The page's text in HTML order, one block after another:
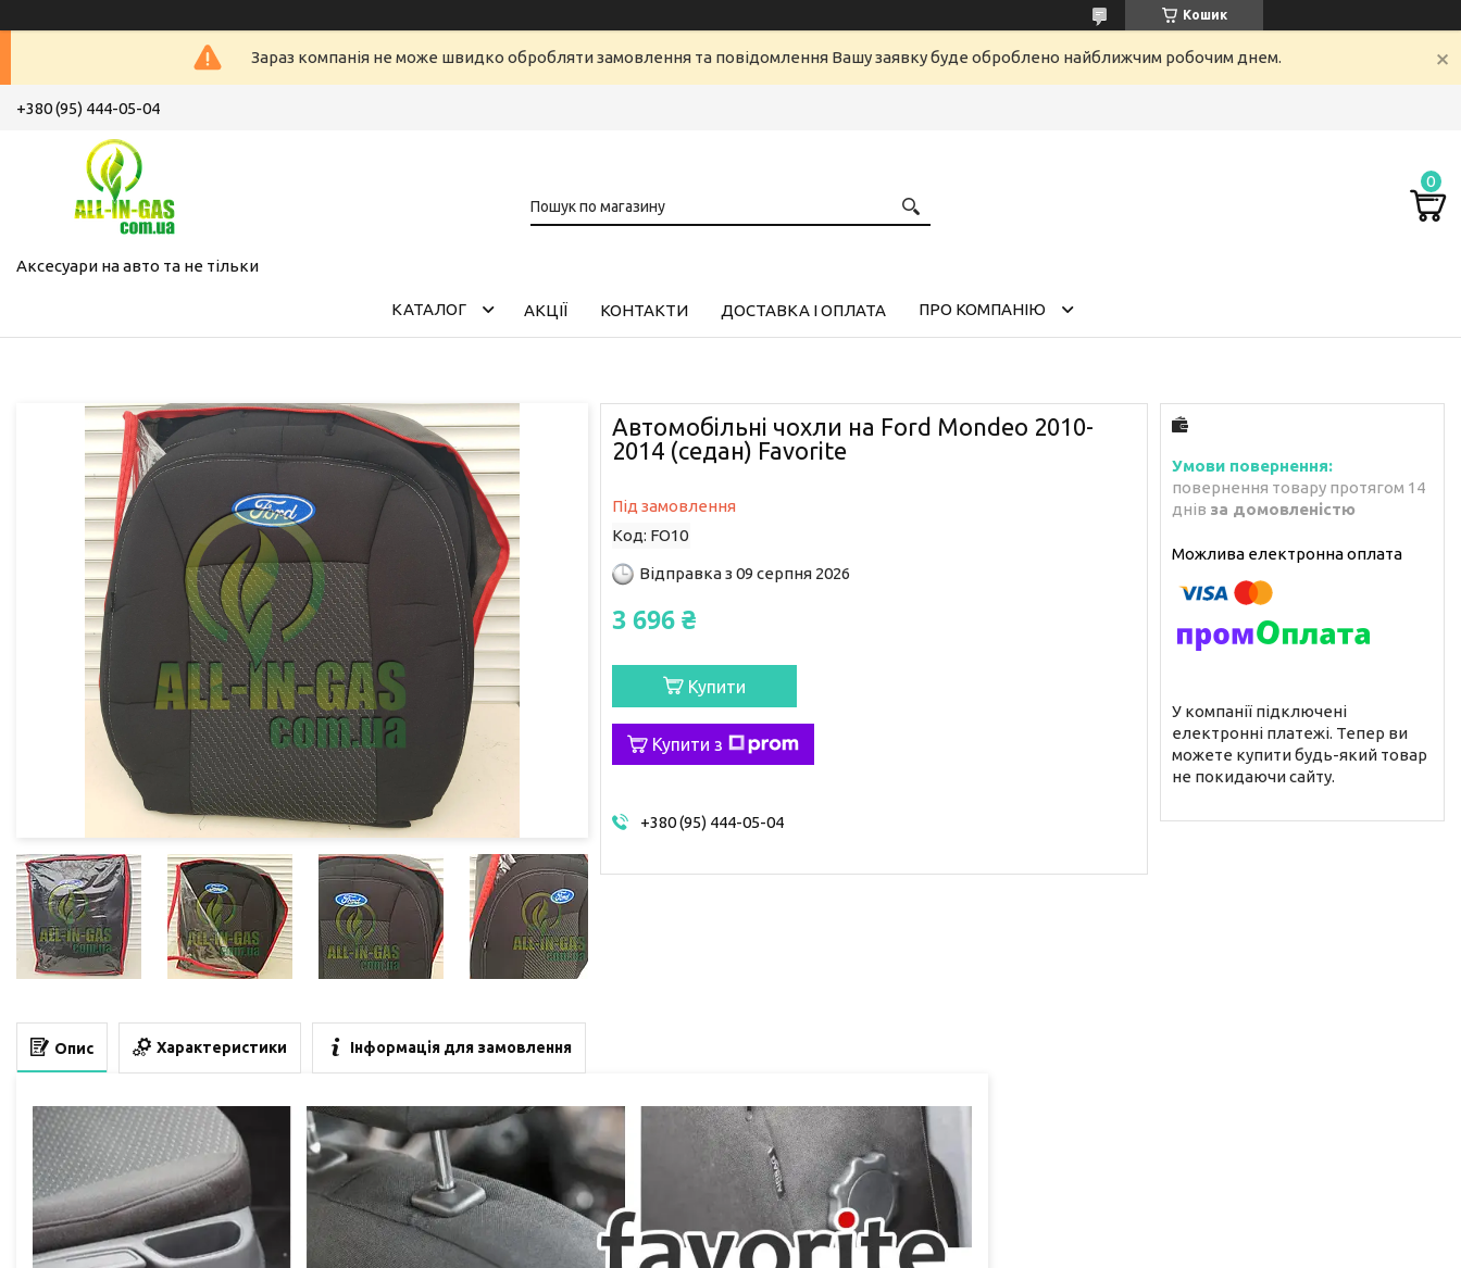
Кошик
Зараз компанія не може швидко обробляти замовлення та повідомлення Вашу заявку буде оброблено найближчим робочим днем.
+380 (95) 444-05-04
Аксесуари на авто та не тільки
КАТАЛОГ АКЦІЇ КОНТАКТИ ДОСТАВКА І ОПЛАТА ПРО КОМПАНІЮ
Автомобільні чохли на Ford Mondeo 2010-
2014 (седан) Favorite
Під замовлення
Код: FO10
Відправка з 09 серпня 2026
3 696 ₴
Купити
Купити з
+380 (95) 444-05-04
повернення товару протягом 14
днів за домовленістю
У компанії підключені
електронні платежі. Тепер ви
можете купити будь-який товар
не покидаючи сайту.
Опис Характеристики Інформація для замовлення